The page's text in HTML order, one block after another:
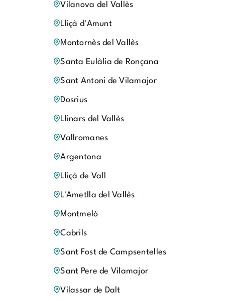
Vilanova del Vallès
Lliçà d'Amunt
Montornès del Vallès
Santa Eulàlia de Ronçana
Sant Antoni de Vilamajor
Dosrius
Llinars del Vallès
Vallromanes
Argentona
Lliçà de Vall
L'Ametlla del Vallès
Montmeló
Cabrils
Sant Fost de Campsentelles
Sant Pere de Vilamajor
Vilassar de Dalt